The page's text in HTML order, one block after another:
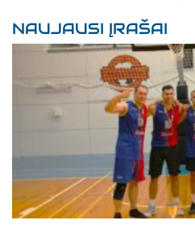
NAUJAUSI ĮRAŠAI